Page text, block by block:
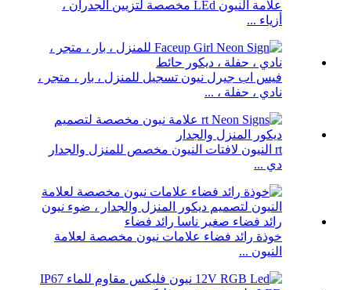
علامة النيون LEd مخصصة لتزيين الجدران ،
أزياء ...
فيس اب جيرل نيون تسجيل للمنزل ، بار ، متجر ،
نادي ، حفلة ، ...
rt النيون لافتات النيون مخصص للمنزل والجدار
دي ...
خوذة رائد فضاء علامات نيون مخصصة لعلامة
النيون ...